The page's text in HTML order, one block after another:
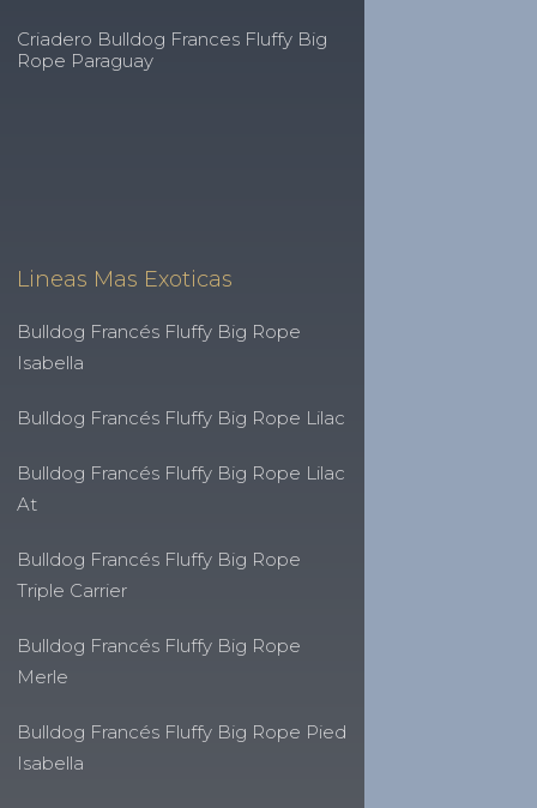
Criadero Bulldog Frances Fluffy Big
Rope Paraguay
Lineas Mas Exoticas
Bulldog Francés Fluffy Big Rope
Isabella
Bulldog Francés Fluffy Big Rope Lilac
Bulldog Francés Fluffy Big Rope Lilac
At
Bulldog Francés Fluffy Big Rope
Triple Carrier
Bulldog Francés Fluffy Big Rope
Merle
Bulldog Francés Fluffy Big Rope Pied
Isabella